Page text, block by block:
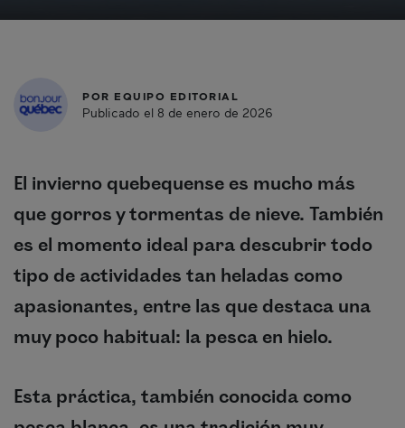
POR EQUIPO EDITORIAL
Publicado el 8 de enero de 2026
El invierno quebequense es mucho más
que gorros y tormentas de nieve. También
es el momento ideal para descubrir todo
tipo de actividades tan heladas como
apasionantes, entre las que destaca una
muy poco habitual: la pesca en hielo.
Esta práctica, también conocida como